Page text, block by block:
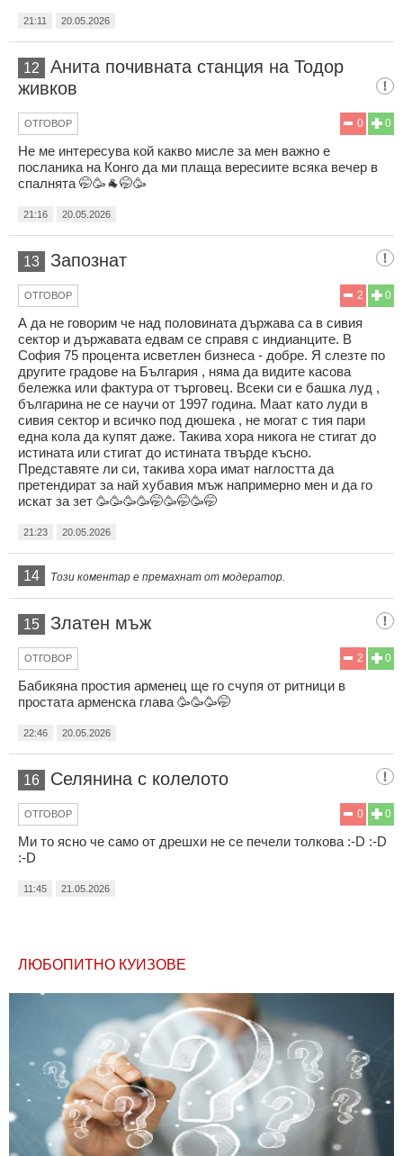
21:11 20.05.2026
12
Анита почивната станция на Тодор
живков
0
0
ОТГОВОР
Не ме интересува кой какво мисле за мен важно е
посланика на Конго да ми плаща вересиите всяка вечер в
спалнята 🤭🥳🐐🤭🥳
21:16 20.05.2026
13 Запознат
0
2
ОТГОВОР
А да не говорим че над половината държава са в сивия
сектор и държавата едвам се справя с индианците. В
София 75 процента исветлен бизнеса - добре. Я слезте по
другите градове на България , няма да видите касова
бележка или фактура от търговец. Всеки си е башка луд ,
българина не се научи от 1997 година. Маат като луди в
сивия сектор и всичко под дюшека , не могат с тия пари
една кола да купят даже. Такива хора никога не стигат до
истината или стигат до истината твърде късно.
Представяте ли си, такива хора имат наглостта да
претендират за най хубавия мъж напримерно мен и да го
искат за зет 🥳🥳🥳🥳🤭🥳🤭🥳🤭
21:23 20.05.2026
14 Този коментар е премахнат от модератор.
15 Златен мъж
0
2
ОТГОВОР
Бабикяна простия арменец ще го счупя от ритници в
простата арменска глава 🥳🥳🥳🤭
22:46 20.05.2026
16 Селянина с колелото
0
0
ОТГОВОР
Ми то ясно че само от дрешхи не се печели толкова :-D :-D
:-D
11:45 21.05.2026
ЛЮБОПИТНО КУИЗОВЕ